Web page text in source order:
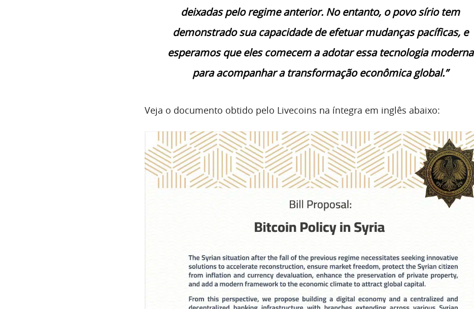
deixadas pelo regime anterior. No entanto, o povo sírio tem
demonstrado sua capacidade de efetuar mudanças pacíficas, e
esperamos que eles comecem a adotar essa tecnologia moderna
para acompanhar a transformação econômica global.”
Veja o documento obtido pelo Livecoins na íntegra em inglês abaixo: